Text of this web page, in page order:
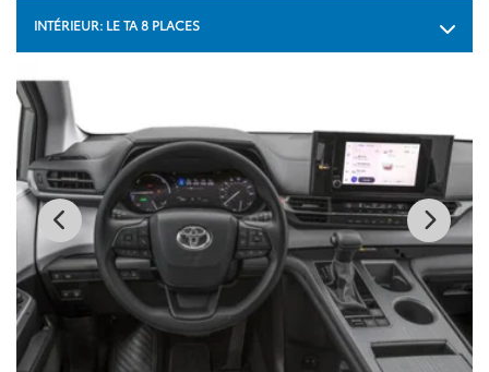
INTÉRIEUR: LE TA 8 PLACES